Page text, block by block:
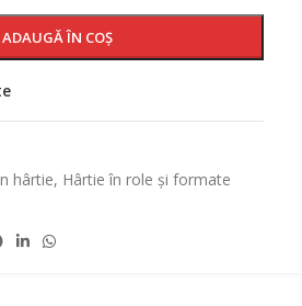
ADAUGĂ ÎN COȘ
hârtie, Hârtie în role și formate